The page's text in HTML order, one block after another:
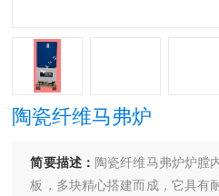
陶瓷纤维马弗炉
简要描述： 陶瓷纤维马弗炉炉膛
板，多块精心搭建而成，它具有